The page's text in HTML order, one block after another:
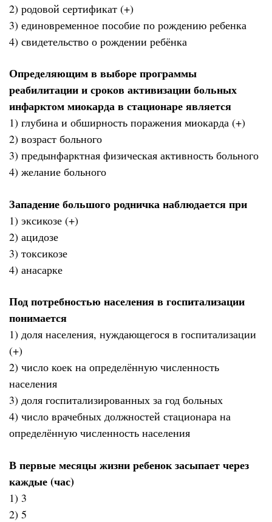
2) родовой сертификат (+)
3) единовременное пособие по рождению ребенка
4) свидетельство о рождении ребёнка
Определяющим в выборе программы
реабилитации и сроков активизации больных
инфарктом миокарда в стационаре является
1) глубина и обширность поражения миокарда (+)
2) возраст больного
3) предынфарктная физическая активность больного
4) желание больного
Западение большого родничка наблюдается при
1) эксикозе (+)
2) ацидозе
3) токсикозе
4) анасарке
Под потребностью населения в госпитализации
понимается
1) доля населения, нуждающегося в госпитализации
(+)
2) число коек на определённую численность
населения
3) доля госпитализированных за год больных
4) число врачебных должностей стационара на
определённую численность населения
В первые месяцы жизни ребенок засыпает через
каждые (час)
1) 3
2) 5